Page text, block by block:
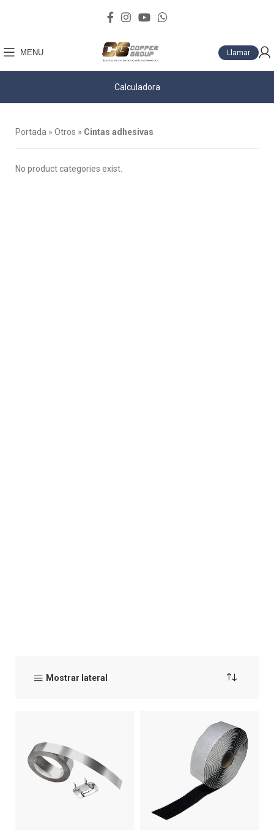
MENU Llamar
Calculadora
Portada » Otros » Cintas adhesivas
No product categories exist.
Mostrar lateral